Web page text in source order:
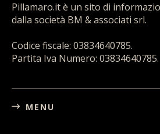
Pillamaro.it è un sito di
dalla società BM & associati srl.
Codice fiscale: 03834640785.
Partita Iva Numero: 03834640785.
MENU